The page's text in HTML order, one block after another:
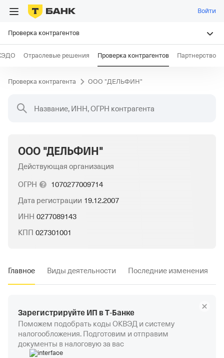
Войти
Проверка контрагентов
Отраслевые решения Проверка контрагентов Партнерство
Проверка контрагента ООО "ДЕЛЬФИН"
Название, ИНН, ОГРН контрагента
ООО "ДЕЛЬФИН"
Действующая организация
ОГРН
1070277009714
Дата регистрации 19.12.2007
ИНН 0277089143
КПП 027301001
Главное Виды деятельности Последние изменения
Зарегистрируйте ИП в Т‑Банке
Поможем подобрать коды ОКВЭД и систему
налогообложения. Подготовим и отправим
документы в налоговую за вас